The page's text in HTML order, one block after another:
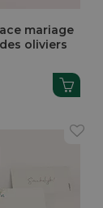
mariage
oliviers